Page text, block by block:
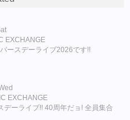
EXCHANGE
ースデーライブ2026です!!
EXCHANGE
デーライブ!! 40周年だョ! 全員集合